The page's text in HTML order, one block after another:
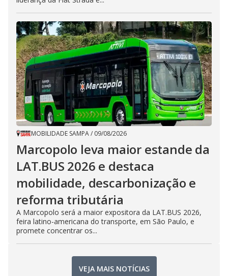
MOBILIDADE SAMPA/ 09/08/2026
Marcopolo leva maior estande da
LAT.BUS 2026 e destaca
mobilidade, descarbonização e
reforma tributária
A Marcopolo será a maior expositora da LAT.BUS 2026,
feira latino-americana do transporte, em São Paulo, e
promete concentrar os...
VEJA MAIS NOTÍCIAS